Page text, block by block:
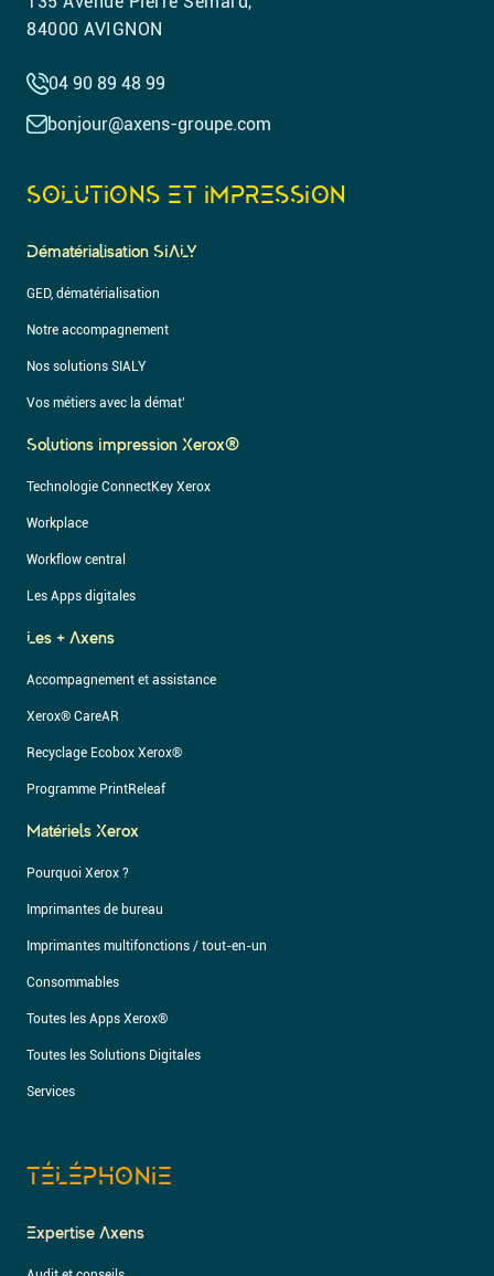
84000 AVIGNON
04 90 89 48 99
bonjour@axens-groupe.com
SOLUTIONS ET IMPRESSION
Dématérialisation SIALY
GED, dématérialisation
Notre accompagnement
Nos solutions SIALY
Vos métiers avec la démat’
Solutions Impression Xerox®
Technologie ConnectKey Xerox
Workplace
Workflow central
Les Apps digitales
Les + Axens
Accompagnement et assistance
Xerox® CareAR
Recyclage Ecobox Xerox®
Programme PrintReleaf
Matériels Xerox
Pourquoi Xerox ?
Imprimantes de bureau
Imprimantes multifonctions / tout-en-un
Consommables
Toutes les Apps Xerox®
Toutes les Solutions Digitales
Services
TÉLÉPHONIE
Expertise Axens